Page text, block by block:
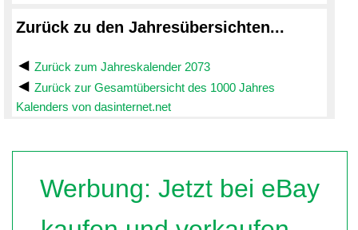
Zurück zu den Jahresübersichten...
Zurück zum Jahreskalender 2073
Zurück zur Gesamtübersicht des 1000 Jahres
Kalenders von dasinternet.net
Werbung: Jetzt bei eBay